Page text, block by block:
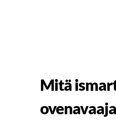
Mitä